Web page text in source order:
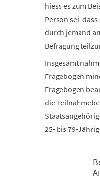
hiess es zum
Person sei,
durch jemand
Befragung
Insgesamt
Fragebogen
Fragebogen
die
25- bis 79-